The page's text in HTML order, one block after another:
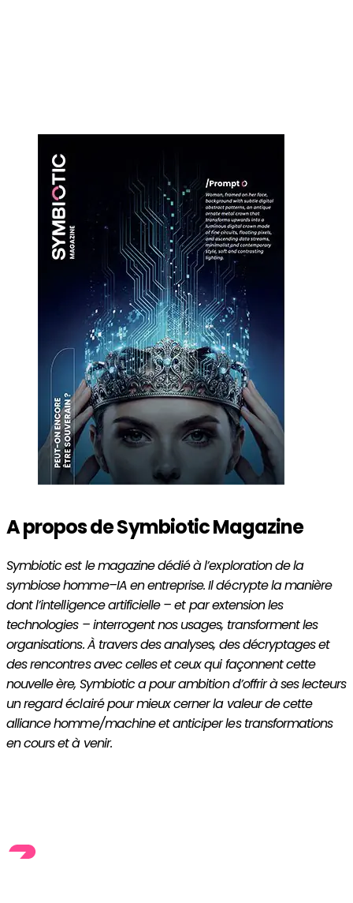
A propos de Symbiotic Magazine
Symbiotic est le magazine dédié à l’exploration de la
symbiose homme–IA en entreprise. Il décrypte la manière
dont l’intelligence artificielle – et par extension les
technologies – interrogent nos usages, transforment les
organisations. À travers des analyses, des décryptages et
des rencontres avec celles et ceux qui façonnent cette
nouvelle ère, Symbiotic a pour ambition d’offrir à ses lecteurs
un regard éclairé pour mieux cerner la valeur de cette
alliance homme/machine et anticiper les transformations
en cours et à venir.